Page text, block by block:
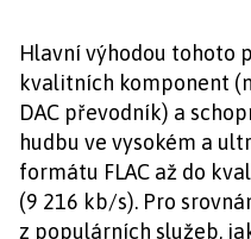
Hlavní výhodou tohoto
kvalitních komponent
DAC převodník) a
hudbu ve vysokém a
formátu FLAC až do
(9 216 kb/s). Pro
z populárních služeb,